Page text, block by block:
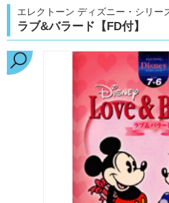
エレクトーン ディズニー・シリー
ラブ&バラード【FD付】